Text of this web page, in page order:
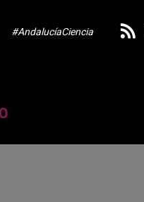
#AndalucíaCiencia